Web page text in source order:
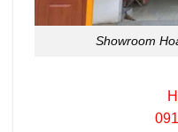
Showroom